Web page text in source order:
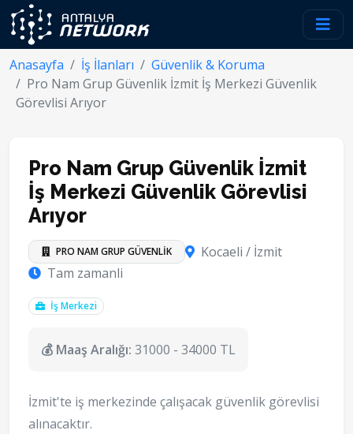
Anasayfa İş İlanları
Güvenlik & Koruma
Pro Nam Grup Güvenlik İzmit İş Merkezi Güvenlik
Görevlisi Arıyor
Pro Nam Grup Güvenlik İzmit
İş Merkezi Güvenlik Görevlisi
Arıyor
PRO NAM GRUP GÜVENLİK
Kocaeli / İzmit
Tam zamanli
İş Merkezi
💰 Maaş Aralığı: 31000 - 34000 TL
İzmit'te iş merkezinde çalışacak güvenlik görevlisi
alınacaktır.